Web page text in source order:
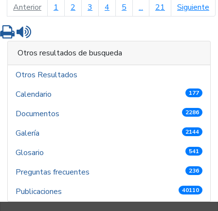
Anteriorpágina anterior
1 2 3 4 5 ... 21 Siguiente
Imprimir
Otros resultados de busqueda
Otros Resultados
Calendario
177
Documentos 2286
Galería 2144
Glosario 541
Preguntas frecuentes 236
Publicaciones 40110